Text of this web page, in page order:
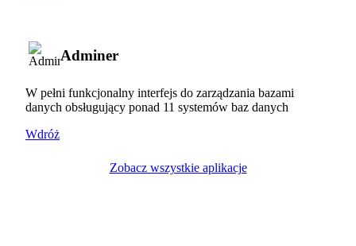
Adminer
W pełni funkcjonalny interfejs do zarządzania bazami
danych obsługujący ponad 11 systemów baz danych
Wdróż
Zobacz wszystkie aplikacje